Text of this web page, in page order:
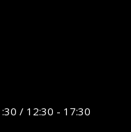
/ 12:30 - 17:30